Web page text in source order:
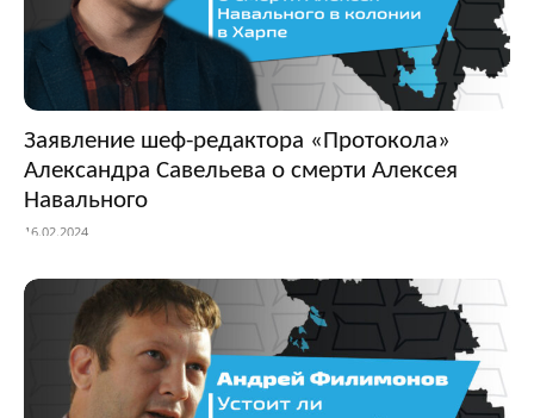
Заявление шеф-редактора «Протокола»
Александра Савельева о смерти Алексея
Навального
16.02.2024